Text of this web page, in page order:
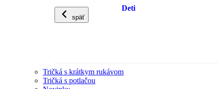
späť
Deti
Tričká s krátkym rukávom
Tričká s potlačou